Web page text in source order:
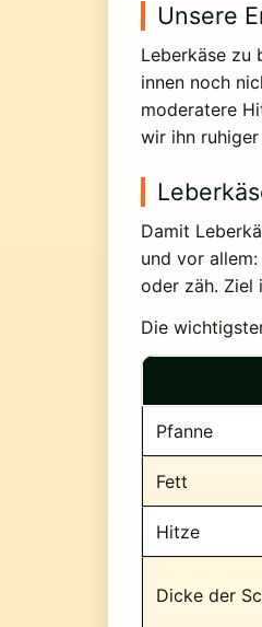
Unsere
Leberkäse zu
innen noch
moderatere
wir ihn
Damit
und vor
oder zäh. Ziel
Die
Pfanne
Fett
Hitze
Dicke der